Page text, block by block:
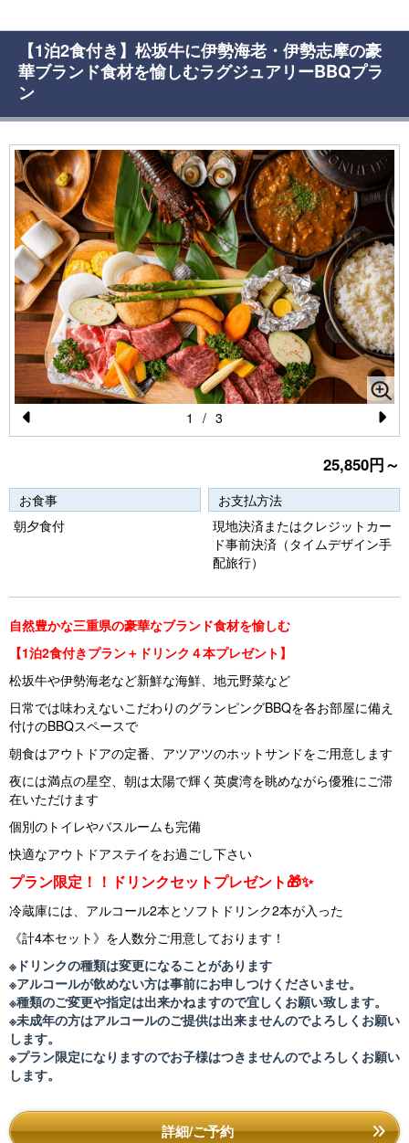
【1泊2食付き】松坂牛に伊勢海老・伊勢志摩の豪
華ブランド食材を愉しむラグジュアリーBBQプラ
ン
Pr
vi
o
N
e
xt
1 / 3
25,850円～
お食事
朝夕食付
お支払方法
現地決済またはクレジットカー
ド事前決済（タイムデザイン手
配旅行）
自然豊かな三重県の豪華なブランド食材を愉しむ
【1泊2食付きプラン＋ドリンク４本プレゼント】
松坂牛や伊勢海老など新鮮な海鮮、地元野菜など
日常では味わえないこだわりのグランピングBBQを各お部屋に備え
付けのBBQスペースで
朝食はアウトドアの定番、アツアツのホットサンドをご用意します
夜には満点の星空、朝は太陽で輝く英虞湾を眺めながら優雅にご滞
在いただけます
個別のトイレやバスルームも完備
快適なアウトドアステイをお過ごし下さい
プラン限定！！ドリンクセットプレゼント🎁✨
冷蔵庫には、アルコール2本とソフトドリンク2本が入った
《計4本セット》を人数分ご用意しております！
※ドリンクの種類は変更になることがあります
※アルコールが飲めない方は事前にお申しつけくださいませ。
※種類のご変更や指定は出来かねますので宜しくお願い致します。
※未成年の方はアルコールのご提供は出来ませんのでよろしくお願い
します。
※プラン限定になりますのでお子様はつきませんのでよろしくお願い
します。
詳細/ご予約